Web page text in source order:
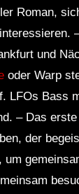
Roman,
und
oder Warp
LFOs Bass
– Das
der